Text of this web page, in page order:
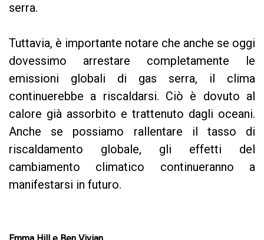
serra.
Tuttavia, è importante notare che anche se oggi
dovessimo arrestare completamente le
emissioni globali di gas serra, il clima
continuerebbe a riscaldarsi. Ciò è dovuto al
calore già assorbito e trattenuto dagli oceani.
Anche se possiamo rallentare il tasso di
riscaldamento globale, gli effetti del
cambiamento climatico continueranno a
manifestarsi in futuro.